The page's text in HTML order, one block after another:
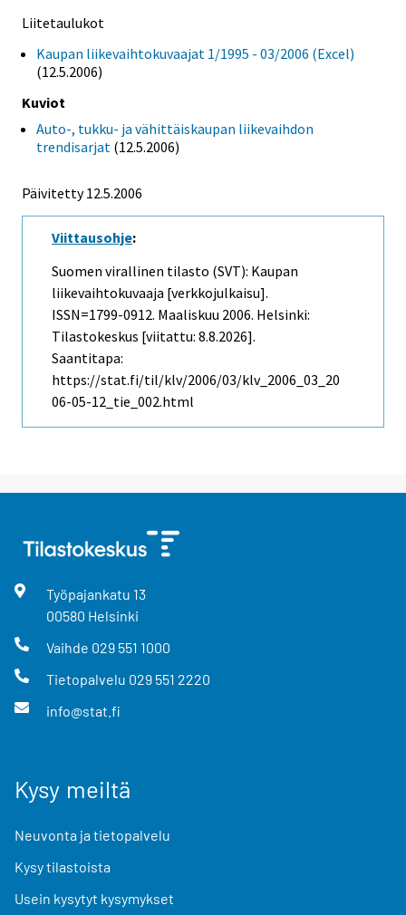
Liitetaulukot
Kaupan liikevaihtokuvaajat 1/1995 - 03/2006 (Excel)
(12.5.2006)
Kuviot
Auto-, tukku- ja vähittäiskaupan liikevaihdon
trendisarjat (12.5.2006)
Päivitetty12.5.2006
Viittausohje:
Suomen virallinen tilasto (SVT): Kaupan
liikevaihtokuvaaja [verkkojulkaisu].
ISSN=1799-0912. Maaliskuu 2006. Helsinki:
Tilastokeskus [viitattu: 8.8.2026].
Saantitapa:
https://stat.fi/til/klv/2006/03/klv_2006_03_20
06-05-12_tie_002.html
Työpajankatu 13
00580 Helsinki
Vaihde 029 551 1000
Tietopalvelu 029 551 2220
info@stat.fi
Kysy meiltä
Neuvonta ja tietopalvelu
Kysy tilastoista
Usein kysytyt kysymykset